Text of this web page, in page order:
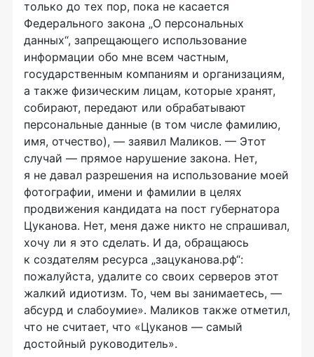
только до тех пор, пока не касается
Федерального закона „О персональных
данных“, запрещающего использование
информации обо мне всем частным,
государственным компаниям и организациям,
а также физическим лицам, которые хранят,
собирают, передают или обрабатывают
персональные данные (в том числе фамилию,
имя, отчество), — заявил Маликов. — Этот
случай — прямое нарушение закона. Нет,
я не давал разрешения на использование моей
фотографии, имени и фамилии в целях
продвижения кандидата на пост губернатора
Цуканова. Нет, меня даже никто не спрашивал,
хочу ли я это сделать. И да, обращаюсь
к создателям ресурса „зацуканова.рф“:
пожалуйста, удалите со своих серверов этот
жалкий идиотизм. То, чем вы занимаетесь, —
абсурд и слабоумие». Маликов также отметил,
что не считает, что «Цуканов — самый
достойный руководитель».